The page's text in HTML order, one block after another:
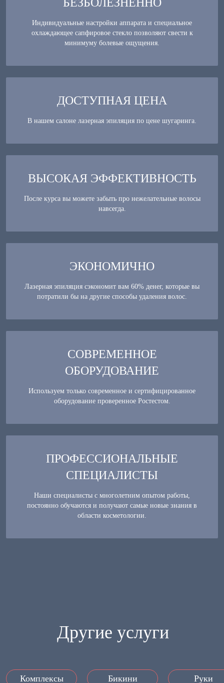
Индивидуальные настройки аппарата и специальное
охлаждающее сапфировое стекло позволяют свести к
минимуму болевые ощущения.
ДОСТУПНАЯ ЦЕНА
В нашем салоне лазерная эпиляция по цене шугаринга.
ВЫСОКАЯ ЭФФЕКТИВНОСТЬ
После курса вы можете забыть про нежелательные волосы
навсегда.
ЭКОНОМИЧНО
Лазерная эпиляция сэкономит вам 60% денег, которые вы
потратили бы на другие способы удаления волос.
СОВРЕМЕННОЕ
ОБОРУДОВАНИЕ
Используем только современное и сертифицированное
оборудование проверенное Ростестом.
ПРОФЕССИОНАЛЬНЫЕ
СПЕЦИАЛИСТЫ
Наши специалисты с многолетним опытом работы,
постоянно обучаются и получают самые новые знания в
области косметологии.
Другие услуги
Комплексы Бикини Руки